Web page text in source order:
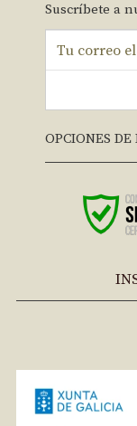
Suscríbete a
OPCIONES DE